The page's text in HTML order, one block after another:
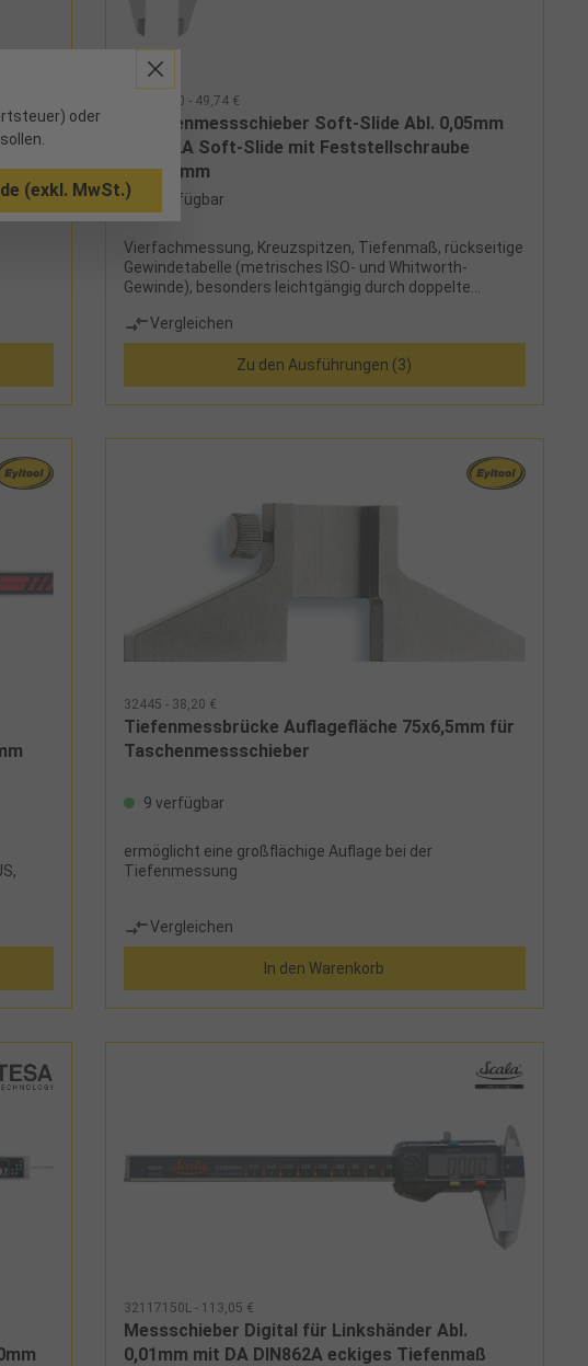
32410150 - 49,74 €
Taschenmessschieber Soft-Slide Abl. 0,05mm
DIN862A Soft-Slide mit Feststellschraube
MB150mm
5 verfügbar
Vierfachmessung, Kreuzspitzen, Tiefenmaß, rückseitige
Gewindetabelle (metrisches ISO- und Whitworth-
Gewinde), besonders leichtgängig durch doppelte
FeststellschraubeLieferumfang:Messschieber und Etui
Vergleichen
Zu den Ausführungen (3)
32445 - 38,20 €
Tiefenmessbrücke Auflagefläche 75x6,5mm für
Taschenmessschieber
9 verfügbar
ermöglicht eine großflächige Auflage bei der
Tiefenmessung
Vergleichen
In den Warenkorb
32117150L - 113,05 €
Messschieber Digital für Linkshänder Abl.
0,01mm mit DA DIN862A eckiges Tiefenmaß
oder
(exkl. MwSt.)